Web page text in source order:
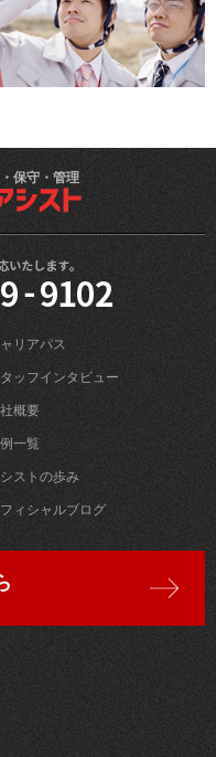
保守・管理
リアパス
ッフインタビュー
概要
一覧
ストの歩み
ィシャルブログ